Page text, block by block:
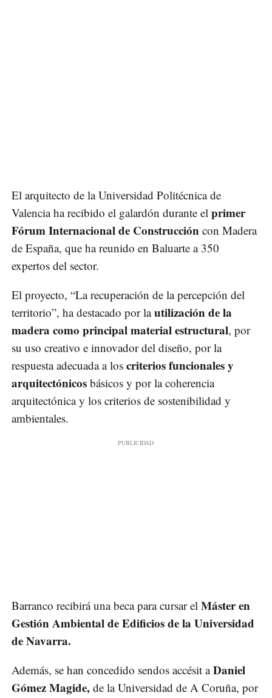
El arquitecto de la Universidad Politécnica de
Valencia ha recibido el galardón durante el primer
Fórum Internacional de Construcción con Madera
de España, que ha reunido en Baluarte a 350
expertos del sector.
El proyecto, “La recuperación de la percepción del
territorio”, ha destacado por lautilización de la
madera como principal material estructural, por
su uso creativo e innovador del diseño, por la
respuesta adecuada a los criterios funcionales y
arquitectónicos básicos y por la coherencia
arquitectónica y los criterios de sostenibilidad y
ambientales.
Barranco recibirá una beca para cursar el Máster en
Gestión Ambiental de Edificios de la Universidad
de Navarra.
Además, se han concedido sendos accésit aDaniel
Gómez Magide, de la Universidad de A Coruña, por